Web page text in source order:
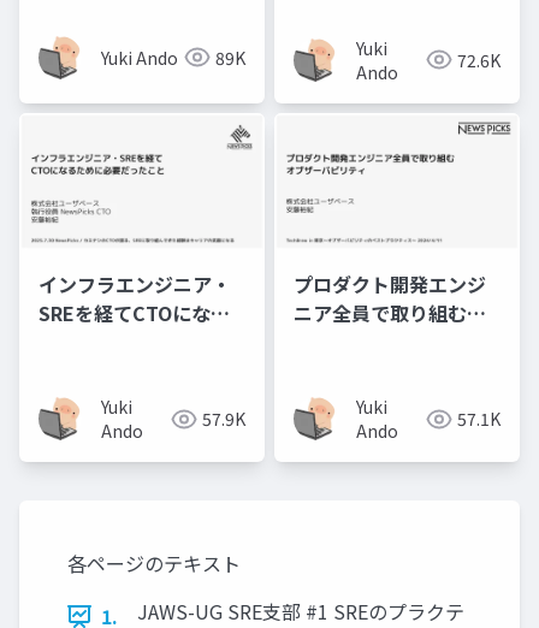
Yuki Ando 89K
Yuki
Ando
72.6K
インフラエンジニア・
SREを経てCTOになる
Yuki
Ando
57.9K
プロダクト開発エンジ
ニア全員で取り組むオ
Yuki
Ando
57.1K
各ページのテキスト
1.
JAWS-UG SRE支部 #1 SREのプラクテ